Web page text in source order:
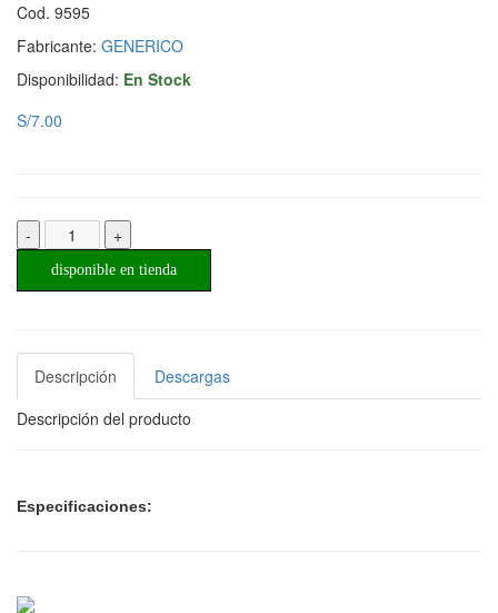
Cod. 9595
Fabricante: GENERICO
Disponibilidad: En Stock
S/7.00
- +
disponible en tienda
Descripción
Descargas
Descripción del producto
Especificaciones: